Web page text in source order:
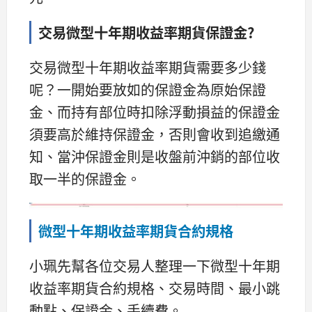
交易微型十年期收益率期貨保證金?
交易微型十年期收益率期貨需要多少錢
呢？一開始要放如的保證金為原始保證
金、而持有部位時扣除浮動損益的保證金
須要高於維持保證金，否則會收到追繳通
知、當沖保證金則是收盤前沖銷的部位收
取一半的保證金。
微型十年期收益率期貨合約規格
小珮先幫各位交易人整理一下微型十年期
收益率期貨合約規格、交易時間、最小跳